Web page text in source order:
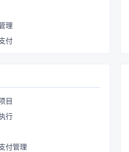
理
付
目
行
付管理